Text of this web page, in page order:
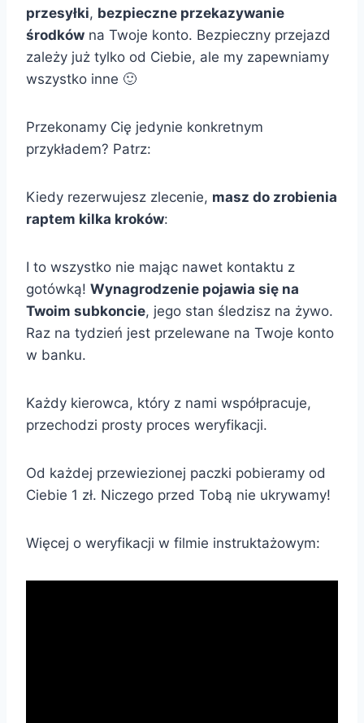
przesyłki, bezpieczne przekazywanie
środków na Twoje konto. Bezpieczny przejazd
zależy już tylko od Ciebie, ale my zapewniamy
wszystko inne 🙂
Przekonamy Cię jedynie konkretnym
przykładem? Patrz:
Kiedy rezerwujesz zlecenie, masz do zrobienia
raptem kilka kroków:
I to wszystko nie mając nawet kontaktu z
gotówką! Wynagrodzenie pojawia się na
Twoim subkoncie, jego stan śledzisz na żywo.
Raz na tydzień jest przelewane na Twoje konto
w banku.
Każdy kierowca, który z nami współpracuje,
przechodzi prosty proces weryfikacji.
Od każdej przewiezionej paczki pobieramy od
Ciebie 1 zł. Niczego przed Tobą nie ukrywamy!
Więcej o weryfikacji w filmie instruktażowym: